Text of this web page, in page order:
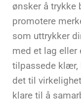
ønsker å trykke
promotere
som uttrykker
med et lag eller
tilpassede klær,
det til
klare til å